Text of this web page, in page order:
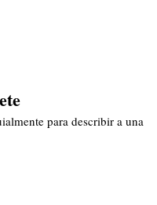
para describir a una